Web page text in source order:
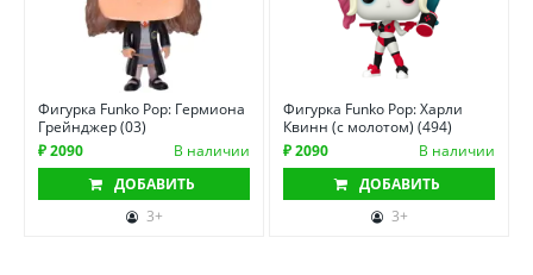
Фигурка Funko Pop: Гермиона
Грейнджер (03)
₽ 2090
В наличии
ДОБАВИТЬ
3+
Фигурка Funko Pop: Харли
Квинн (с молотом) (494)
₽ 2090
В наличии
ДОБАВИТЬ
3+